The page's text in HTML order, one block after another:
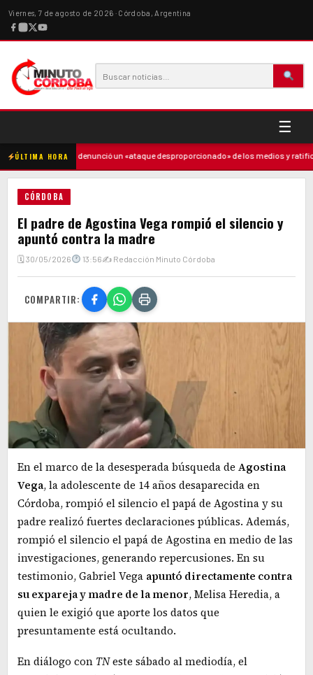
Viernes, 7 de agosto de 2026 · Córdoba, Argentina
☰
ÚLTIMA HORA
· Milei denunció un «ataque desproporcionado» de los medios y ratificó el
CÓRDOBA
El padre de Agostina Vega rompió el silencio y
apuntó contra la madre
🗓 30/05/2026 13:56✍ Redacción Minuto Córdoba
COMPARTIR:
En el marco de la desesperada búsqueda de Agostina
Vega, la adolescente de 14 años desaparecida en
Córdoba, rompió el silencio el papá de Agostina y su
padre realizó fuertes declaraciones públicas. Además,
rompió el silencio el papá de Agostina en medio de las
investigaciones, generando repercusiones. En su
testimonio, Gabriel Vega apuntó directamente contra
su expareja y madre de la menor, Melisa Heredia, a
quien le exigió que aporte los datos que
presuntamente está ocultando.
En diálogo con TNeste sábado al mediodía, el